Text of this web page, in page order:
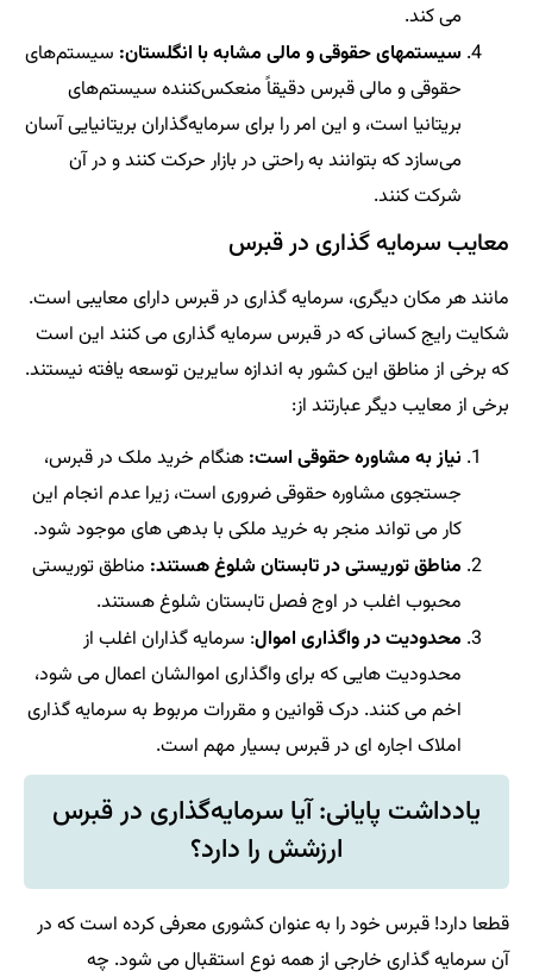
می کند.
سیستمهای حقوقی و مالی مشابه با انگلستان: سیستم‌های
حقوقی و مالی قبرس دقیقاً منعکس‌کننده سیستم‌های
بریتانیا است، و این امر را برای سرمایه‌گذاران بریتانیایی آسان
می‌سازد که بتوانند به راحتی در بازار حرکت کنند و در آن
شرکت کنند.
معایب سرمایه گذاری در قبرس
مانند هر مکان دیگری، سرمایه گذاری در قبرس دارای معایبی است.
شکایت رایج کسانی که در قبرس سرمایه گذاری می کنند این است
که برخی از مناطق این کشور به اندازه سایرین توسعه یافته نیستند.
برخی از معایب دیگر عبارتند از:
نیاز به مشاوره حقوقی است: هنگام خرید ملک در قبرس،
جستجوی مشاوره حقوقی ضروری است، زیرا عدم انجام این
کار می تواند منجر به خرید ملکی با بدهی های موجود شود.
مناطق توریستی در تابستان شلوغ هستند: مناطق توریستی
محبوب اغلب در اوج فصل تابستان شلوغ هستند.
محدودیت در واگذاری اموال: سرمایه گذاران اغلب از
محدودیت هایی که برای واگذاری اموالشان اعمال می شود،
اخم می کنند. درک قوانین و مقررات مربوط به سرمایه گذاری
املاک اجاره ای در قبرس بسیار مهم است.
یادداشت پایانی: آیا سرمایه‌گذاری در قبرس
ارزشش را دارد؟
قطعا دارد! قبرس خود را به عنوان کشوری معرفی کرده است که در
آن سرمایه گذاری خارجی از همه نوع استقبال می شود. چه